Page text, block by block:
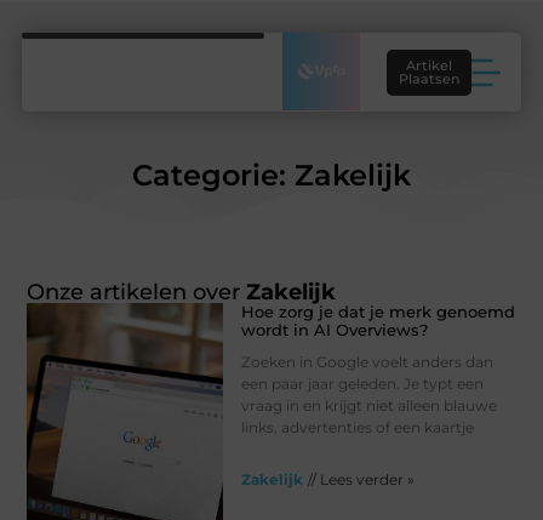
Artikel
Plaatsen
Categorie: Zakelijk
Onze artikelen overZakelijk
Hoe zorg je dat je merk genoemd
wordt in AI Overviews?
Zoeken in Google voelt anders dan
een paar jaar geleden. Je typt een
vraag in en krijgt niet alleen blauwe
links, advertenties of een kaartje
Zakelijk // Lees verder »